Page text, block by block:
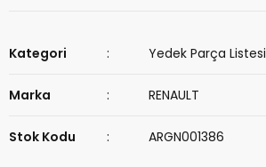
Kategori Yedek Parça Listesi
Marka RENAULT
Stok Kodu ARGN001386